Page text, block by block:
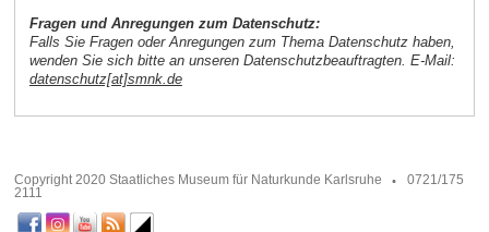
Fragen und Anregungen zum Datenschutz:
Falls Sie Fragen oder Anregungen zum Thema Datenschutz haben,
wenden Sie sich bitte an unseren Datenschutzbeauftragten. E-Mail:
datenschutz[at]smnk.de
Copyright 2020 Staatliches Museum für Naturkunde Karlsruhe
0721/175
2111